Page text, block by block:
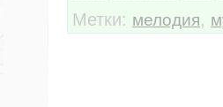
Метки: мелодия,